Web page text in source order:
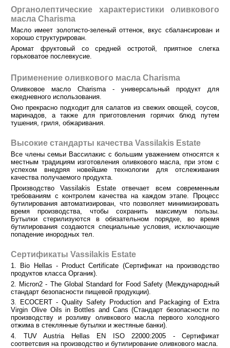
Органолептические характеристики оливкового
масла Charisma
Масло имеет золотисто-зеленый оттенок, вкус сбалансирован и
хорошо структурирован.
Аромат фруктовый со средней остротой, приятное слегка
горьковатое послевкусие.
Применение оливкового масла Charisma
Оливковое масло Charisma - универсальный продукт для
ежедневного использования.
Оно прекрасно подходит для салатов из свежих овощей, соусов,
маринадов, а также для приготовления горячих блюд путем
тушения, гриля, обжаривания.
Высокие стандарты качества Vassilakis Estate
Все члены семьи Вассилакис с большим уважением относятся к
местным традициям изготовления оливкового масла, при этом с
успехом внедряя новейшие технологии для отслеживания
качества получаемого продукта.
Производство Vassilakis Estate отвечает всем современным
требованиям с контролем качества на каждом этапе. Процесс
бутилирования автоматизирован, что позволяет минимизировать
время производства, чтобы сохранить максимум пользы.
Бутылки стерилизуются в обязательном порядке, во время
бутилирования создаются специальные условия, исключающие
попадение инородных тел.
Сертификаты Vassilakis Estate
1. Bio Hellas - Product Certificate (Сертификат на производство
продуктов класса Органик).
2. Micron2 - The Global Standard for Food Safety (Международный
стандарт безопасности пищевой продукции).
3. ECOCERT - Quality Safety Production and Packaging of Extra
Virgin Olive Oils in Bottles and Cans (Стандарт безопасности по
производству и розливу оливкового масла первого холодного
отжима в стеклянные бутылки и жестяные банки).
4. TUV Austria Hellas EN ISO 22000:2005 - Сертификат
соответсвия на производство и бутилирование оливкового масла.